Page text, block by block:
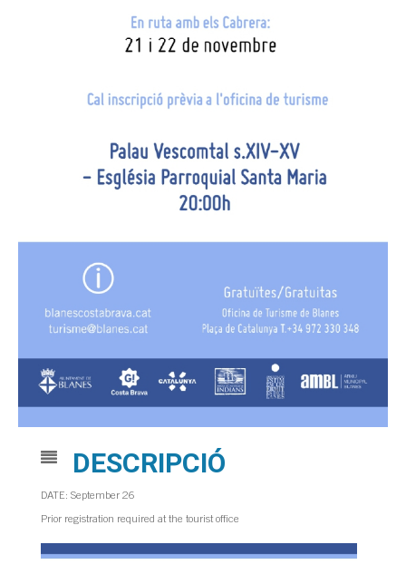
DESCRIPCIÓ
DATE: September 26
Prior registration required at the tourist office